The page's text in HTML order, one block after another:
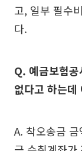
고, 일부 필수
다.
Q. 예금보험
없다고 하는데
A. 착오송금